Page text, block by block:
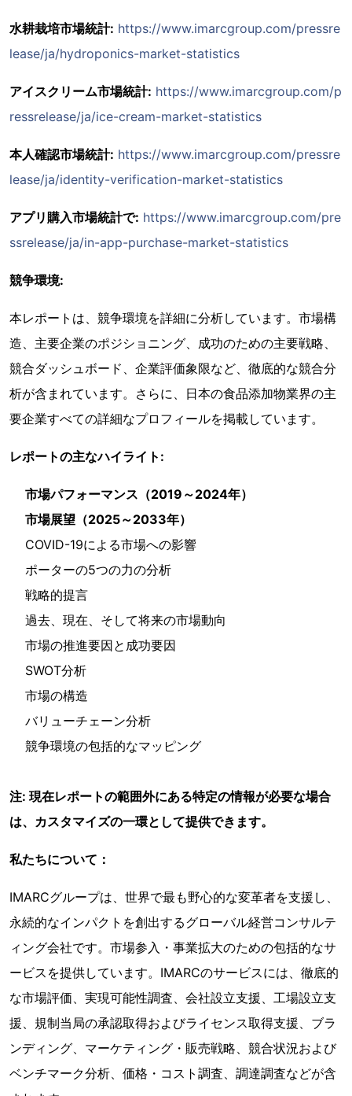
水耕栽培市場統計: https://www.imarcgroup.com/pressre
lease/ja/hydroponics-market-statistics
アイスクリーム市場統計: https://www.imarcgroup.com/p
ressrelease/ja/ice-cream-market-statistics
本人確認市場統計: https://www.imarcgroup.com/pressre
lease/ja/identity-verification-market-statistics
アプリ購入市場統計で: https://www.imarcgroup.com/pre
ssrelease/ja/in-app-purchase-market-statistics
競争環境:
本レポートは、競争環境を詳細に分析しています。市場構
造、主要企業のポジショニング、成功のための主要戦略、
競合ダッシュボード、企業評価象限など、徹底的な競合分
析が含まれています。さらに、日本の食品添加物業界の主
要企業すべての詳細なプロフィールを掲載しています。
レポートの主なハイライト:
市場パフォーマンス（2019～2024年）
市場展望（2025～2033年）
COVID-19による市場への影響
ポーターの5つの力の分析
戦略的提言
過去、現在、そして将来の市場動向
市場の推進要因と成功要因
SWOT分析
市場の構造
バリューチェーン分析
競争環境の包括的なマッピング
注: 現在レポートの範囲外にある特定の情報が必要な場合
は、カスタマイズの一環として提供できます。
私たちについて：
IMARCグループは、世界で最も野心的な変革者を支援し、
永続的なインパクトを創出するグローバル経営コンサルテ
ィング会社です。市場参入・事業拡大のための包括的なサ
ービスを提供しています。IMARCのサービスには、徹底的
な市場評価、実現可能性調査、会社設立支援、工場設立支
援、規制当局の承認取得およびライセンス取得支援、ブラ
ンディング、マーケティング・販売戦略、競合状況および
ベンチマーク分析、価格・コスト調査、調達調査などが含